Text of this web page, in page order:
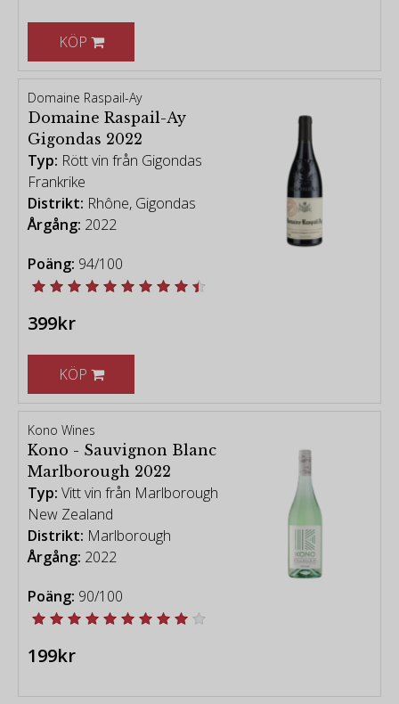
KÖP
Domaine Raspail-Ay
Domaine Raspail-Ay
Gigondas 2022
Typ: Rött vin från Gigondas
Frankrike
Distrikt: Rhône, Gigondas
Årgång: 2022
Poäng: 94/100
399kr
KÖP
Kono Wines
Kono - Sauvignon Blanc
Marlborough 2022
Typ: Vitt vin från Marlborough
New Zealand
Distrikt: Marlborough
Årgång: 2022
Poäng: 90/100
199kr